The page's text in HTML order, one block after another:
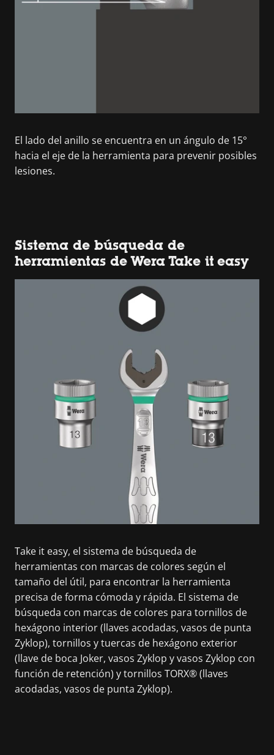
El lado del anillo se encuentra en un ángulo de 15°
hacia el eje de la herramienta para prevenir posibles
lesiones.
Sistema de búsqueda de
herramientas de Wera Take it easy
Take it easy, el sistema de búsqueda de
herramientas con marcas de colores según el
tamaño del útil, para encontrar la herramienta
precisa de forma cómoda y rápida. El sistema de
búsqueda con marcas de colores para tornillos de
hexágono interior (llaves acodadas, vasos de punta
Zyklop), tornillos y tuercas de hexágono exterior
(llave de boca Joker, vasos Zyklop y vasos Zyklop con
función de retención) y tornillos TORX® (llaves
acodadas, vasos de punta Zyklop).